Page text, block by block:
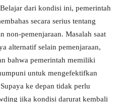
dari kondisi ini, pemerintah
secara serius tentang
non-pemenjaraan. Masalah saat
alternatif selain pemenjaraan,
bahwa pemerintah memiliki
untuk mengefektifkan
ke depan tidak perlu
jika kondisi darurat kembali